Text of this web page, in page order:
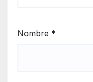
Nombre *